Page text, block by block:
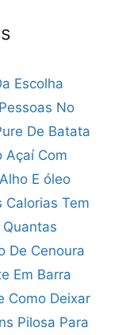
Escolha
No
De Batata
Açaí Com
E óleo
Calorias Tem
Quantas
De Cenoura
Em Barra
Como Deixar
Pilosa Para